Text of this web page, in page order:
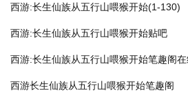
西游:长生仙族从五行山喂猴开始(1-130)
西游:长生仙族从五行山喂猴开始贴吧
西游:长生仙族从五行山喂猴开始笔趣阁
西游长生仙族从五行山喂猴开始笔趣阁